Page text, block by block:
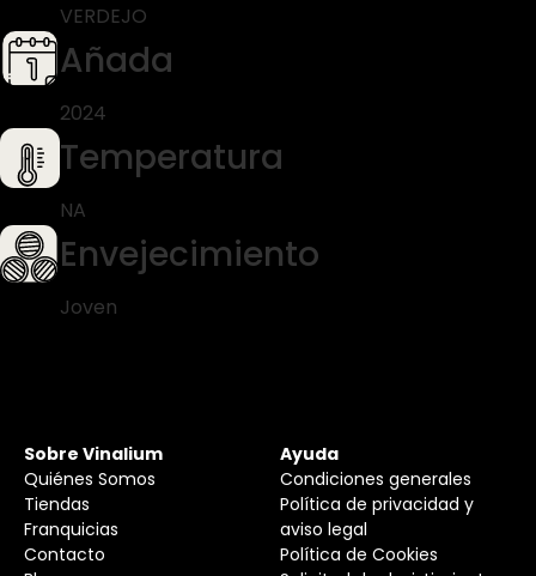
VERDEJO
Añada
2024
Temperatura
NA
Envejecimiento
Joven
Sobre Vinalium
Quiénes Somos
Tiendas
Franquicias
Contacto
Ayuda
Condiciones generales
Política de privacidad y
aviso legal
Política de Cookies